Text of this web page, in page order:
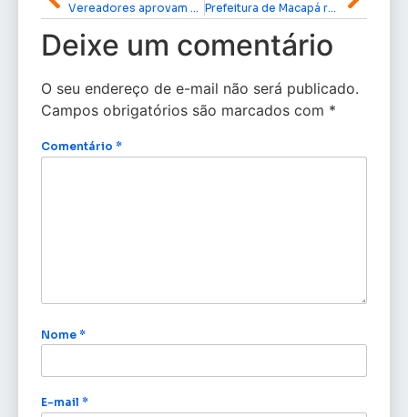
Vereadores aprovam em regime de urgência projeto que autoriza novo concurso para a Guarda Civil Municipal de Macapá
Prefeitura de Macapá registra queda de 82% nos casos de malária e reforça compromisso com a eliminação da doença
Deixe um comentário
O seu endereço de e-mail não será publicado.
Campos obrigatórios são marcados com *
Comentário *
Nome *
E-mail *